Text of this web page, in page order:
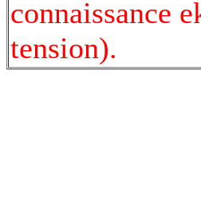
connaissance
tension).